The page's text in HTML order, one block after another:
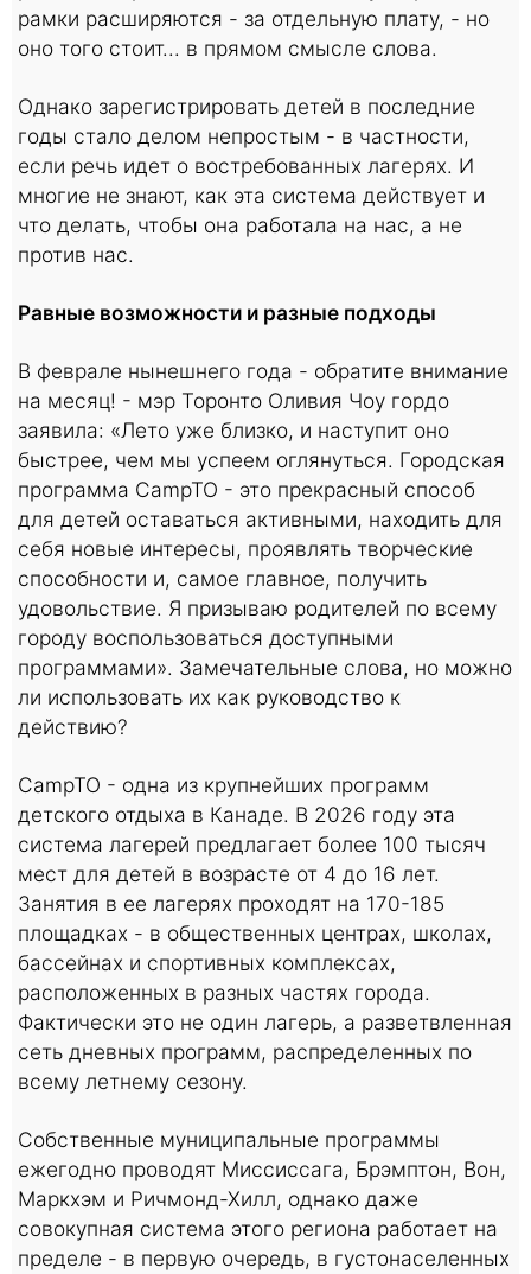
рамки расширяются - за отдельную плату, - но
оно того стоит... в прямом смысле слова.
Однако зарегистрировать детей в последние
годы стало делом непростым - в частности,
если речь идет о востребованных лагерях. И
многие не знают, как эта система действует и
что делать, чтобы она работала на нас, а не
против нас.
Равные возможности и разные подходы
В феврале нынешнего года - обратите внимание
на месяц! - мэр Торонто Оливия Чоу гордо
заявила: «Лето уже близко, и наступит оно
быстрее, чем мы успеем оглянуться. Городская
программа CampTO - это прекрасный способ
для детей оставаться активными, находить для
себя новые интересы, проявлять творческие
способности и, самое главное, получить
удовольствие. Я призываю родителей по всему
городу воспользоваться доступными
программами». Замечательные слова, но можно
ли использовать их как руководство к
действию?
CampTO - одна из крупнейших программ
детского отдыха в Канаде. В 2026 году эта
система лагерей предлагает более 100 тысяч
мест для детей в возрасте от 4 до 16 лет.
Занятия в ее лагерях проходят на 170-185
площадках - в общественных центрах, школах,
бассейнах и спортивных комплексах,
расположенных в разных частях города.
Фактически это не один лагерь, а разветвленная
сеть дневных программ, распределенных по
всему летнему сезону.
Собственные муниципальные программы
ежегодно проводят Миссиссага, Брэмптон, Вон,
Маркхэм и Ричмонд-Хилл, однако даже
совокупная система этого региона работает на
пределе - в первую очередь, в густонаселенных